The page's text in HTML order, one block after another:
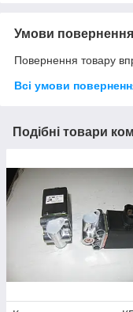
Умови повернення
Повернення товару
Всі умови
Подібні товари